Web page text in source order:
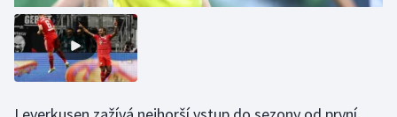
Lyže a snowboard
Moderní pětiboj